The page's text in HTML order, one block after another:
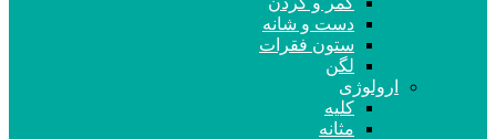
دست و شانه
ستون فقرات
لگن
ارولوژی
کلیه
مثانه